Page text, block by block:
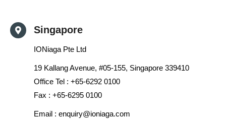
Singapore
IONiaga Pte Ltd
19 Kallang Avenue, #05-155, Singapore 339410
Office Tel : +65-6292 0100
Fax : +65-6295 0100
Email : enquiry@ioniaga.com